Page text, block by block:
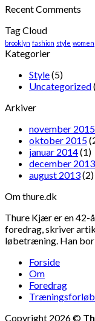
Recent Comments
Tag Cloud
brooklyn fashion style women
Kategorier
Style(5)
Uncategorized
Arkiver
november 2015
oktober 2015
januar 2014(1)
december 2013
august 2013(2)
Om thure.dk
Thure Kjær er en 42-
foredrag, skriver
løbetræning. Han bor
Forside
Om
Foredrag
Træningsforløb
Copyright 2026 ©